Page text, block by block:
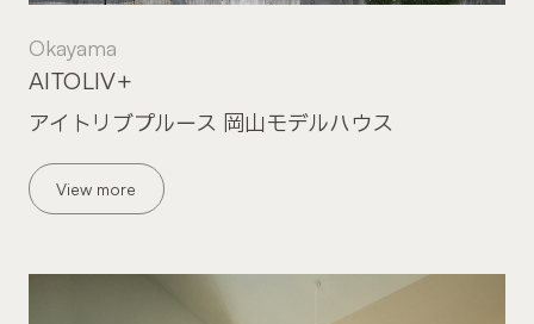
Okayama
アイトリブプルース 岡山モデルハウス
AITOLIV+
View more